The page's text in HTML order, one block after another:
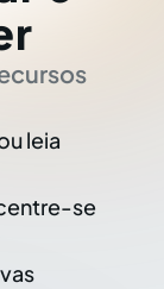
leia
se